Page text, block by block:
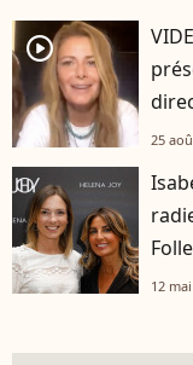
player2
25
12